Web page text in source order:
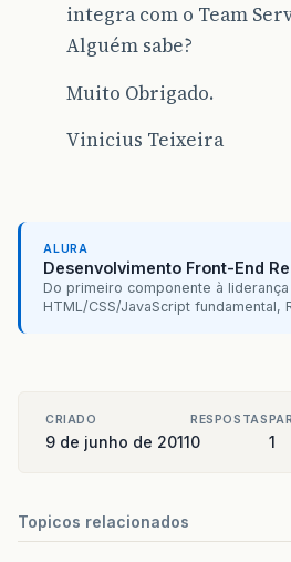
integra com o Team
Alguém sabe?
Muito Obrigado.
Vinicius Teixeira
ALURA
Desenvolvimento Front-End
Do primeiro componente à liderança
HTML/CSS/JavaScript fundamental,
CRIADO
9 de junho de 2011
RESPOSTAS
0 1
Topicos relacionados